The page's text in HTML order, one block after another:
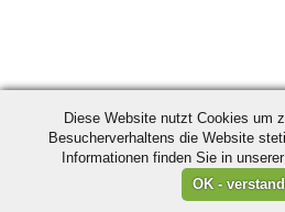
Diese Website nutzt Cookies um
Besucherverhaltens die Website
Informationen finden Sie in